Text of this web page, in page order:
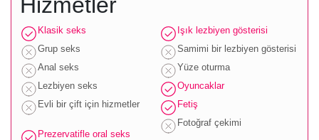
Klasik seks
Grup seks
Anal seks
Lezbiyen seks
Evli bir çift için hizmetler
Prezervatifle oral seks
Işık lezbiyen gösterisi
Samimi bir lezbiyen gösterisi
Yüze oturma
Oyuncaklar
Fetiş
Fotoğraf çekimi